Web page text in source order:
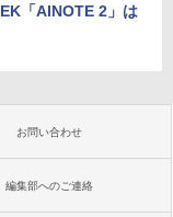
「AINOTE 2」は
お問い合わせ
編集部へのご連絡